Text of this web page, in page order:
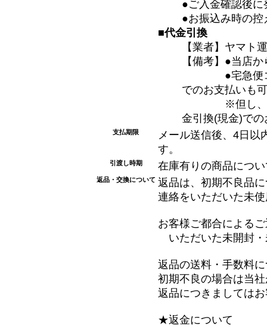
●ご入金確認後
●お振込み時の
■代金引換
【業者】ヤマト
【備考】●当店
●宅急便コレ
でのお支払いも
※但し、電波
金引換(現金)で
支払期限
メール送信後、4日以
す。
引渡し時期 在庫有りの商品につ
返品・交換について 返品は、初期不良品
連絡をいただいた未
お客様ご都合による
いただいた未開封・
返品の送料・手数料
初期不良の場合は当
返品につきましては
★返金について